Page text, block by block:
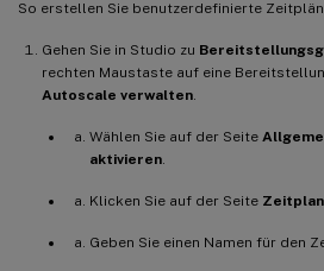
So erstellen Sie benutzerdefinierte
Gehen Sie in Studio zu
rechten Maustaste auf eine
Autoscale verwalten
Wählen Sie auf der Seite
aktivieren
Klicken Sie auf der Seite Zeitplan
Geben Sie einen Namen für den